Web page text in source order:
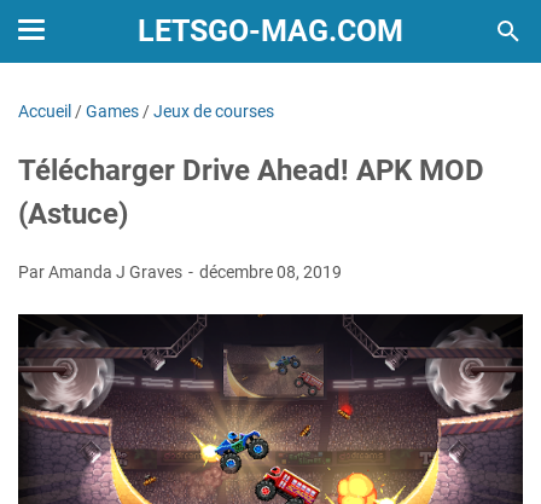
LETSGO-MAG.COM
Accueil /Games /Jeux de courses
Télécharger Drive Ahead! APK MOD
(Astuce)
Par Amanda J Graves décembre 08, 2019